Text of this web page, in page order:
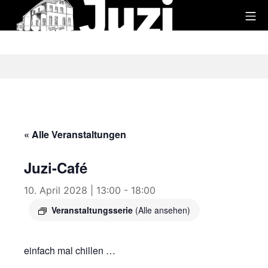
Inhalt
« Alle Veranstaltungen
Juzi-Café
10. April 2028 | 13:00 - 18:00
Veranstaltungsserie (Alle ansehen)
einfach mal chillen …